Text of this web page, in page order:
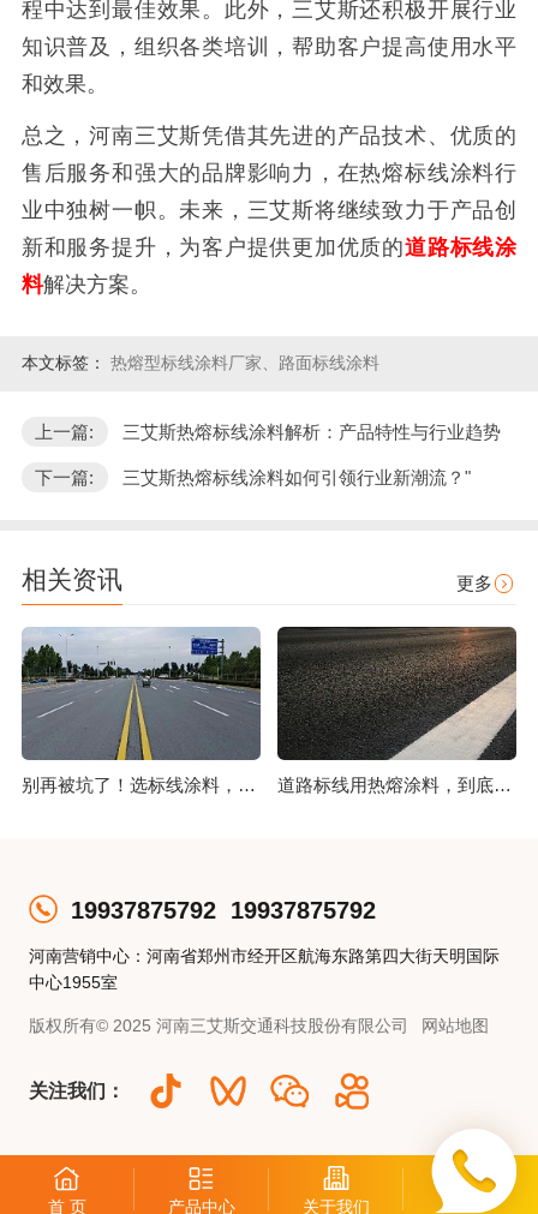
程中达到最佳效果。此外，三艾斯还积极开展行业
知识普及，组织各类培训，帮助客户提高使用水平
和效果。
总之，河南三艾斯凭借其先进的产品技术、优质的
售后服务和强大的品牌影响力，在热熔标线涂料行
业中独树一帜。未来，三艾斯将继续致力于产品创
新和服务提升，为客户提供更加优质的道路标线涂
料解决方案。
本文标签： 热熔型标线涂料厂家、路面标线涂料
上一篇: 三艾斯热熔标线涂料解析：产品特性与行业趋势
下一篇: 三艾斯热熔标线涂料如何引领行业新潮流？"
相关资讯 更多
别再被坑了！选标线涂料，这几点比价格更重要 道路标线用热熔涂料，到底好在哪？
19937875792 19937875792
河南营销中心：河南省郑州市经开区航海东路第四大街天明国际
中心1955室
版权所有© 2025 河南三艾斯交通科技股份有限公司 网站地图
关注我们：
首 页 产品中心 关于我们